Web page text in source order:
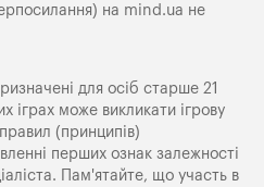
на mind.ua не
для осіб старше 21
іграх може викликати ігрову
(принципів)
перших ознак залежності
Пам'ятайте, що участь в